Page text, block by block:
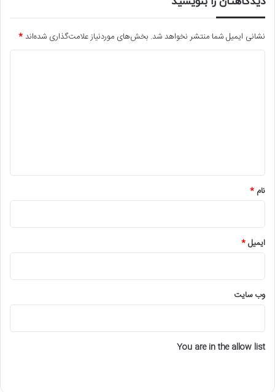
نشانی ایمیل شما منتشر نخواهد شد. بخش‌های موردنیاز علامت‌گذاری شده‌اند*
نام *
ایمیل*
وب‌ سایت
You are in the allow list